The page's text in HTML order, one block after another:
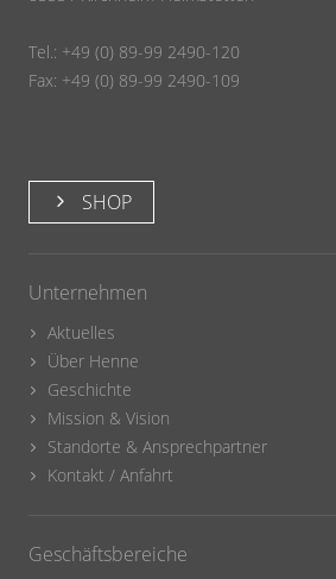
Tel.: +49 (0) 89-99 2490-120
Fax: +49 (0) 89-99 2490-109
SHOP
Unternehmen
Aktuelles
Über Henne
Geschichte
Mission & Vision
Standorte & Ansprechpartner
Kontakt / Anfahrt
Geschäftsbereiche